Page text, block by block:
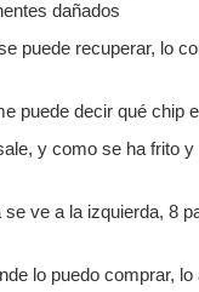
dañados
puede recuperar, lo
puede decir qué chip
y como se ha frito y
se ve a la izquierda, 8
lo puedo comprar, lo